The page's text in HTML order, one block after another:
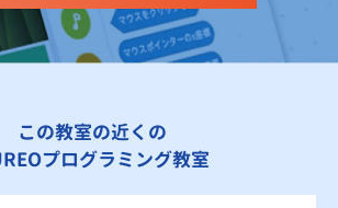
この教室の近くの
プログラミング教室